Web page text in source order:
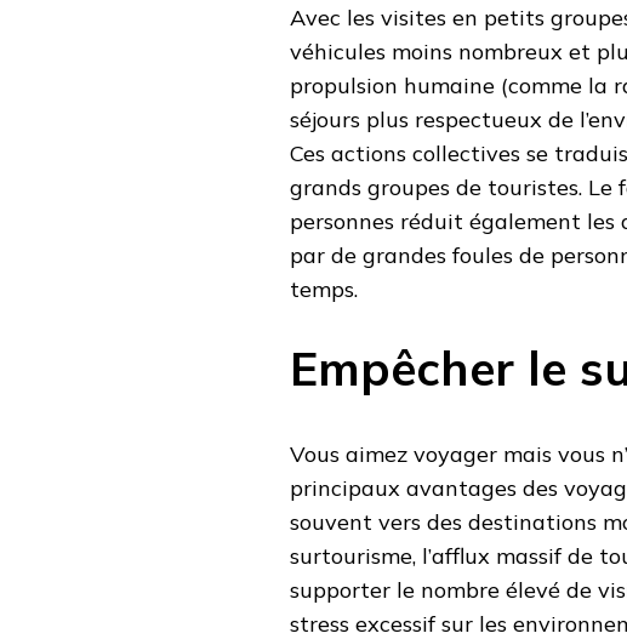
Avec les visites en petits
véhicules moins nombreux et
propulsion humaine (comme la
séjours plus respectueux de
Ces actions collectives se
grands groupes de touristes.
personnes réduit également les
par de grandes foules de
temps.
Empêcher le
Vous aimez voyager mais vous
principaux avantages des
souvent vers des destinations
surtourisme, l’afflux massif de
supporter le nombre élevé de
stress excessif sur les